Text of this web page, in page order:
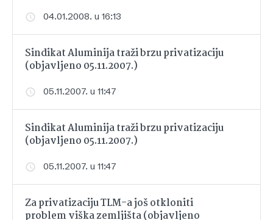
04.01.2008. u 16:13
Sindikat Aluminija traži brzu privatizaciju
(objavljeno 05.11.2007.)
05.11.2007. u 11:47
Sindikat Aluminija traži brzu privatizaciju
(objavljeno 05.11.2007.)
05.11.2007. u 11:47
Za privatizaciju TLM-a još otkloniti
problem viška zemljišta (objavljeno